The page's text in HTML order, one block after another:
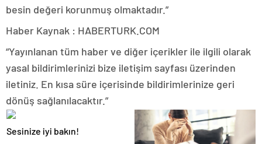
besin değeri korunmuş olmaktadır.”
Haber Kaynak : HABERTURK.COM
“Yayınlanan tüm haber ve diğer içerikler ile ilgili olarak
yasal bildirimlerinizi bize iletişim sayfası üzerinden
iletiniz. En kısa süre içerisinde bildirimlerinize geri
dönüş sağlanılacaktır.”
Sesinize iyi bakın!